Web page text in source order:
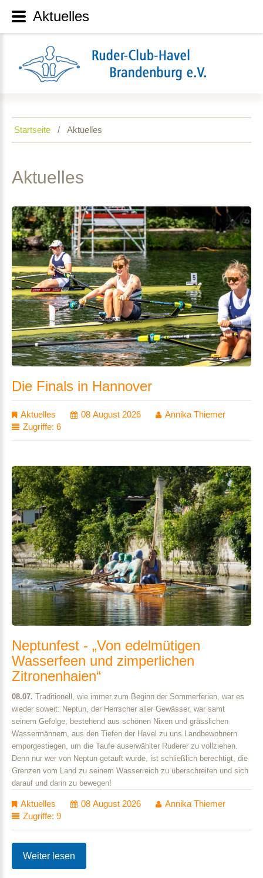
Startseite Aktuelles
Aktuelles
Die Finals in Hannover
Aktuelles 08 August 2026
Annika Thiemer
Zugriffe: 6
Neptunfest - „Von edelmütigen
Wasserfeen und zimperlichen
Zitronenhaien“
08.07. Traditionell, wie immer zum Beginn der Sommerferien, war es
wieder soweit: Neptun, der Herrscher aller Gewässer, war samt
seinem Gefolge, bestehend aus schönen Nixen und grässlichen
Wassermännern, aus den Tiefen der Havel zu uns Landbewohnern
emporgestiegen, um die Taufe auserwählter Ruderer zu vollziehen.
Denn nur wer von Neptun getauft wurde, ist schließlich berechtigt, die
Grenzen vom Land zu seinem Wasserreich zu überschreiten und sich
darauf und darin zu bewegen!
Aktuelles 08 August 2026
Annika Thiemer
Zugriffe: 9
Weiter lesen
Aktuelles